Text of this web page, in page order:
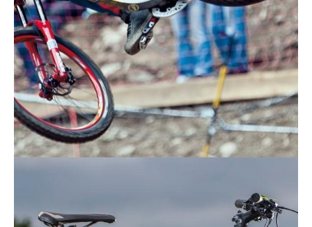
Tests de produits
Conseils